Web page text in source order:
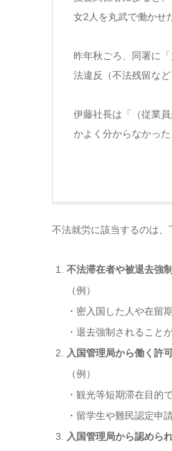
女2人を丸武で働かせ
昨年秋ごろ、同署に
法違反（不法残留な
伊藤社長は「（従業
かよく分からなかった
不法就労に該当するのは、
不法滞在者や被退去強
（例）
・密入国した人や在留
・退去強制されること
入国管理局から働く許
（例）
・観光等短期滞在目的
・留学生や難民認定申
入国管理局から認めら